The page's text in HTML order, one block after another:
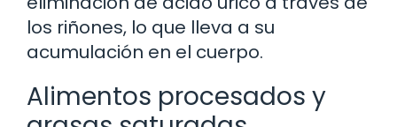
los riñones, lo que lleva a su
acumulación en el cuerpo.
Alimentos procesados y